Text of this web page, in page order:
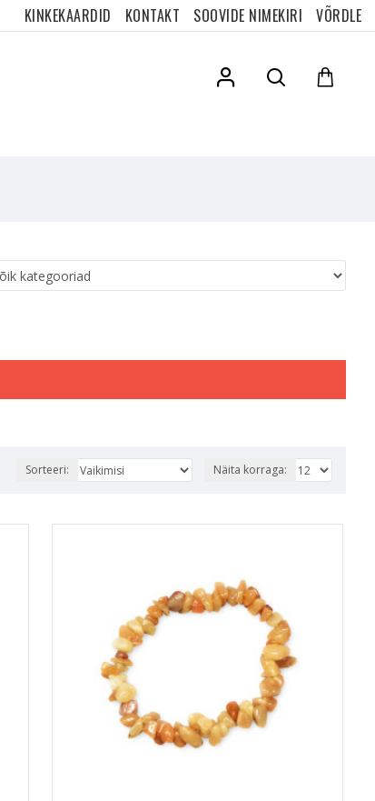
KINKEKAARDID KONTAKT SOOVIDE NIMEKIRI VÕRDLE
Sorteeri: Näita korraga: